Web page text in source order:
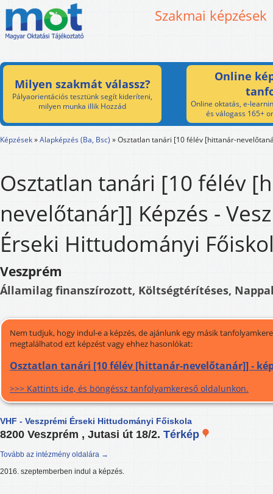
Szakmai képzések
Milyen szakmát válassz?
Pályaorientációs tesztünk segít kideríteni,
milyen munka illik Hozzád
Online
Online oktatás, e-
és válogass 165+
Képzések»Alapképzés (Ba, Bsc) »Osztatlan tanári [10 félév [hittanár-
Osztatlan tanári [10 félév
nevelőtanár]] Képzés -
Érseki Hittudományi
Veszprém
Államilag finanszírozott, Költségtérítéses,
Nem tudjuk, hogy indul-e a képzés, de ajánlunk egy másik
megtalálhatod ezt képzést vagy ehhez hasonlókat:
Osztatlan tanári [10 félév [hittanár-nevelőtanár]] -
>>> Kattints ide, és böngéssz tanfolyamkereső oldalunkon.
VHF - Veszprémi Érseki Hittudományi Főiskola
8200 Veszprém , Jutasi út 18/2. Térkép
Tovább az intézmény oldalára →
2016. szeptemberben indul a képzés.